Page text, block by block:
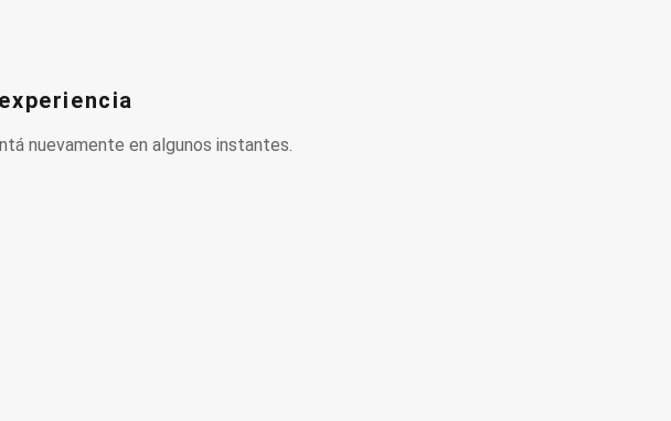
nuevamente en algunos instantes.